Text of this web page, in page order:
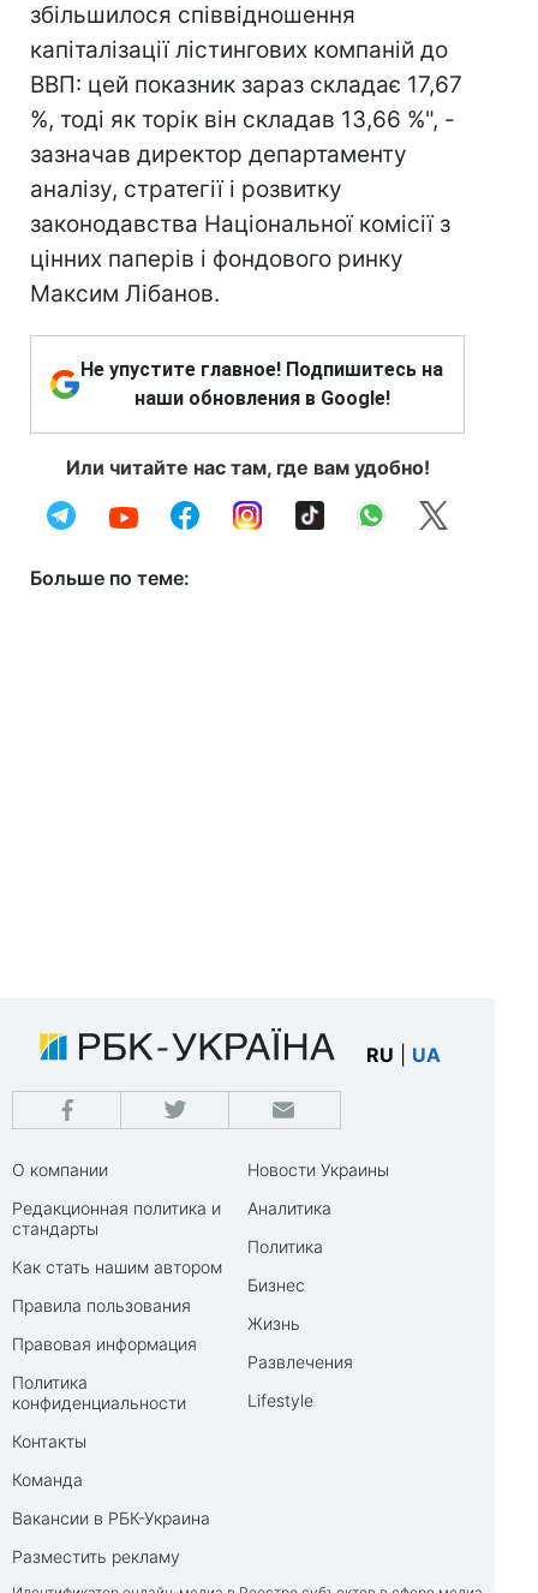
збільшилося співвідношення
капіталізації лістингових компаній до
ВВП: цей показник зараз складає 17,67
%, тоді як торік він складав 13,66 %", -
зазначав директор департаменту
аналізу, стратегії і розвитку
законодавства Національної комісії з
цінних паперів і фондового ринку
Максим Лібанов.
Не упустите главное! Подпишитесь на
наши обновления в Google!
Или читайте нас там, где вам удобно!
Больше по теме:
RU UA
О компании
Редакционная политика и
стандарты
Как стать нашим автором
Правила пользования
Правовая информация
Политика
конфиденциальности
Контакты
Команда
Вакансии в РБК-Украина
Разместить рекламу
Новости Украины
Аналитика
Политика
Бизнес
Жизнь
Развлечения
Lifestyle